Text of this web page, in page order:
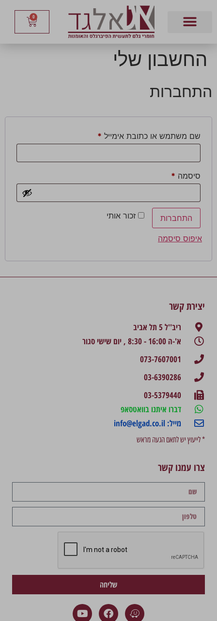
0
החשבון שלי
התחברות
שם משתמש או כתובת אימייל *
סיסמה *
זכור אותי התחברות
איפוס סיסמה
יצירת קשר
ריב''ל 5 תל אביב
א'-ה 16:00 - 8:30 , יום שישי סגור
073-7607001
03-6390286
03-5379440
דברו איתנו בוואטסאפ
מייל: info@elgad.co.il
* לייעוץ יש לתאם הגעה מראש
צרו עמנו קשר
שליחה